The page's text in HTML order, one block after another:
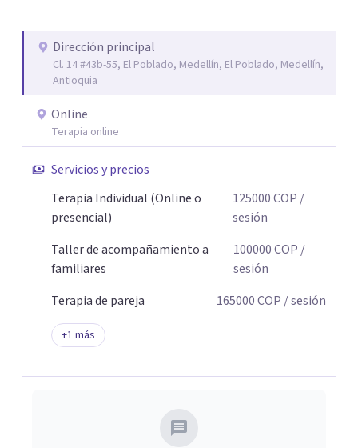
Dirección principal
Cl. 14 #43b-55, El Poblado, Medellín, El Poblado, Medellín,
Antioquia
Online
Terapia online
Servicios y precios
Terapia Individual (Online o
presencial)
125000COP /
sesión
Taller de acompañamiento a
familiares
100000COP /
sesión
Terapia de pareja
165000COP / sesión
+1 más